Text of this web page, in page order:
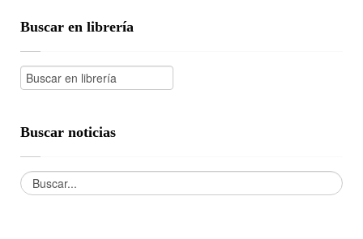
Buscar en librería
Buscar noticias